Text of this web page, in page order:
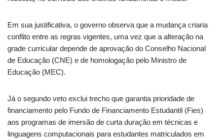
Em sua justificativa, o governo observa que a mudança criaria
conflito entre as regras vigentes, uma vez que a alteração na
grade curricular depende de aprovação do Conselho Nacional
de Educação (CNE) e de homologação pelo Ministro de
Educação (MEC).
Já o segundo veto exclui trecho que garantia prioridade de
financiamento pelo Fundo de Financiamento Estudantil (Fies)
aos programas de imersão de curta duração em técnicas e
linguagens computacionais para estudantes matriculados em